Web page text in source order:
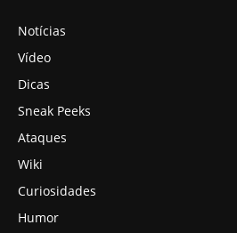
Notícias
Vídeo
Dicas
Sneak Peeks
Ataques
Wiki
Curiosidades
Humor